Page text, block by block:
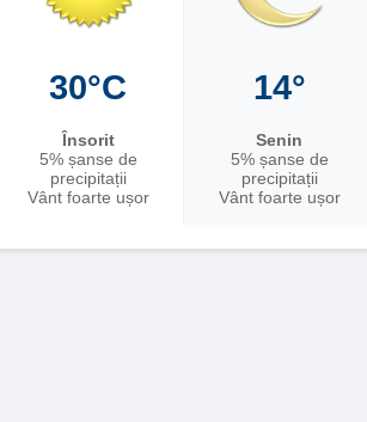
30°C
Însorit
5% șanse de
precipitații
Vânt foarte ușor
14°
Senin
5% șanse de
precipitații
Vânt foarte ușor